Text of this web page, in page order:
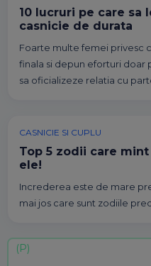
10 lucruri pe care sa
casnicie de durata
Foarte multe femei privesc
finala si depun eforturi doar
sa oficializeze relatia cu
CASNICIE SI CUPLU
Top 5 zodii care
ele!
Increderea este de mare
mai jos care sunt zodiile